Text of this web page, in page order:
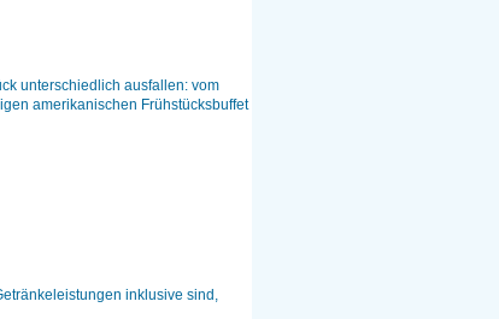
unterschiedlich ausfallen: vom
amerikanischen Frühstücksbuffet
inklusive sind,